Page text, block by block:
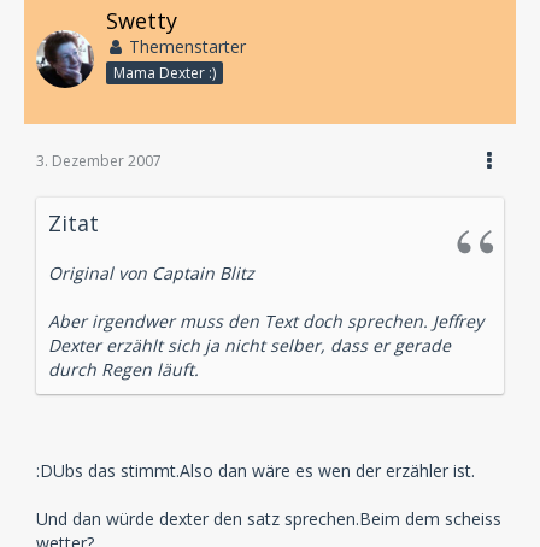
Swetty
Themenstarter
Mama Dexter :)
3. Dezember 2007
Zitat
Original von Captain Blitz
Aber irgendwer muss den Text doch sprechen. Jeffrey
Dexter erzählt sich ja nicht selber, dass er gerade
durch Regen läuft.
:DUbs das stimmt.Also dan wäre es wen der erzähler ist.
Und dan würde dexter den satz sprechen.Beim dem scheiss